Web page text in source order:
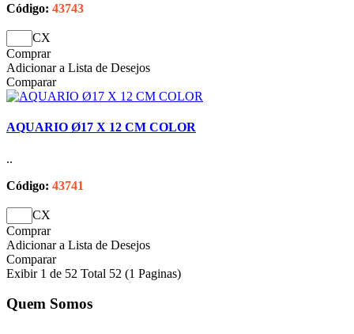
Código: 43743
CX
Comprar
Adicionar a Lista de Desejos
Comparar
AQUARIO Ø17 X 12 CM COLOR
..
Código: 43741
CX
Comprar
Adicionar a Lista de Desejos
Comparar
Exibir 1 de 52 Total 52 (1 Paginas)
Quem Somos